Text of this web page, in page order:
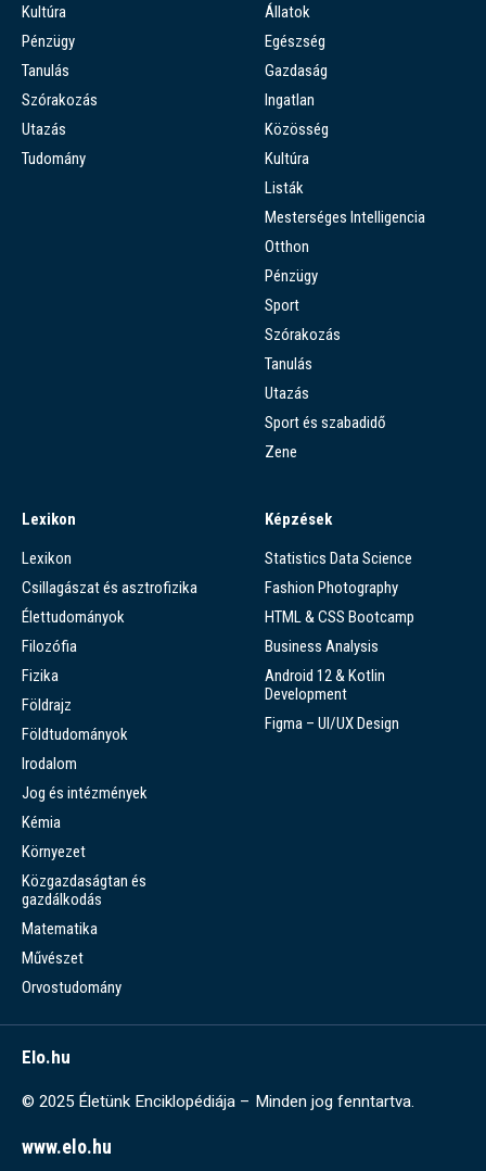
Kultúra
Pénzügy
Tanulás
Szórakozás
Utazás
Tudomány
Állatok
Egészség
Gazdaság
Ingatlan
Közösség
Kultúra
Listák
Mesterséges Intelligencia
Otthon
Pénzügy
Sport
Szórakozás
Tanulás
Utazás
Sport és szabadidő
Zene
Lexikon
Lexikon
Csillagászat és asztrofizika
Élettudományok
Filozófia
Fizika
Földrajz
Földtudományok
Irodalom
Jog és intézmények
Kémia
Környezet
Közgazdaságtan és
gazdálkodás
Matematika
Művészet
Orvostudomány
Képzések
Statistics Data Science
Fashion Photography
HTML & CSS Bootcamp
Business Analysis
Android 12 & Kotlin
Development
Figma – UI/UX Design
Elo.hu
© 2025 Életünk Enciklopédiája – Minden jog fenntartva.
www.elo.hu